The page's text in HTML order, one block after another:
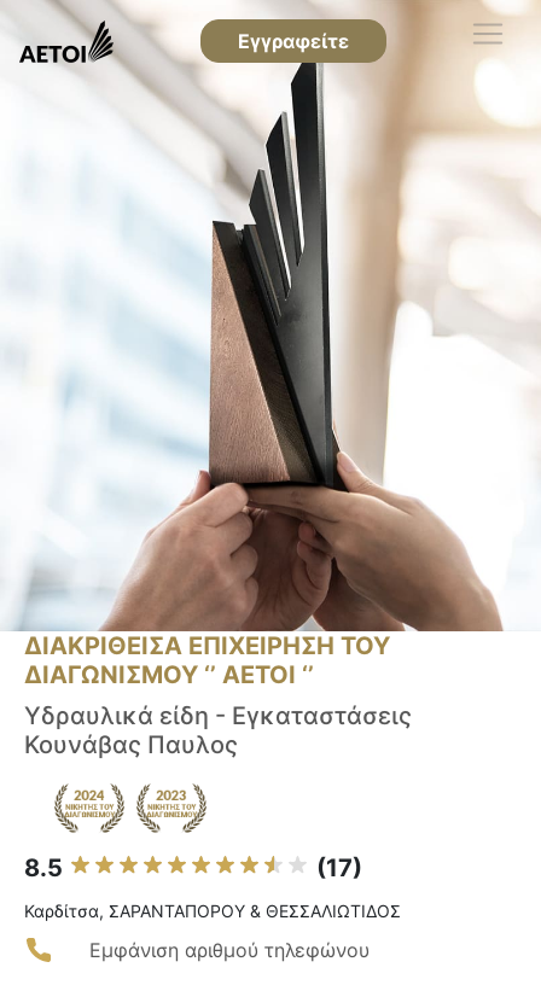
Εγγραφείτε
ΔΙΑΚΡΙΘΕΙΣΑ ΕΠΙΧΕΙΡΗΣΗ ΤΟΥ
ΔΙΑΓΩΝΙΣΜΟΥ ‘’ ΑΕΤΟΙ ‘’
Υδραυλικά είδη - Εγκαταστάσεις
Κουνάβας Παυλος
8.5 (17)
Καρδίτσα, ΣΑΡΑΝΤΑΠΟΡΟΥ & ΘΕΣΣΑΛΙΩΤΙΔΟΣ
Εμφάνιση αριθμού τηλεφώνου